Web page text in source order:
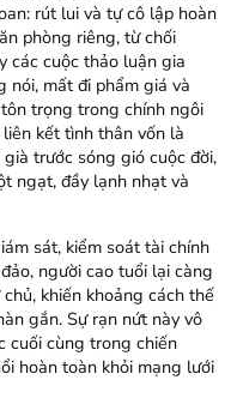
rút lui và tự cô lập hoàn
phòng riêng, từ chối
các cuộc thảo luận gia
nói, mất đi phẩm giá và
trọng trong chính ngôi
kết tình thân vốn là
trước sóng gió cuộc đời,
ngạt, đầy lạnh nhạt và
sát, kiểm soát tài chính
người cao tuổi lại càng
khiến khoảng cách thế
gắn. Sự rạn nứt này vô
cuối cùng trong chiến
hoàn toàn khỏi mạng lưới